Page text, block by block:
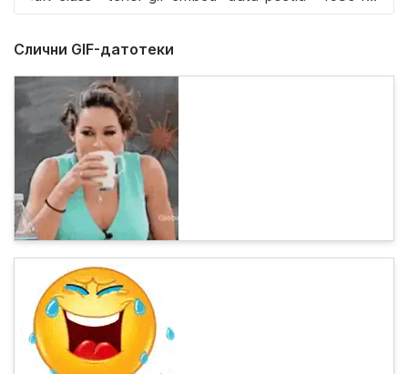
Слични GIF-датотеки